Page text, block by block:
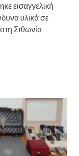
εισαγγελική
υλικά σε
Σιθωνία